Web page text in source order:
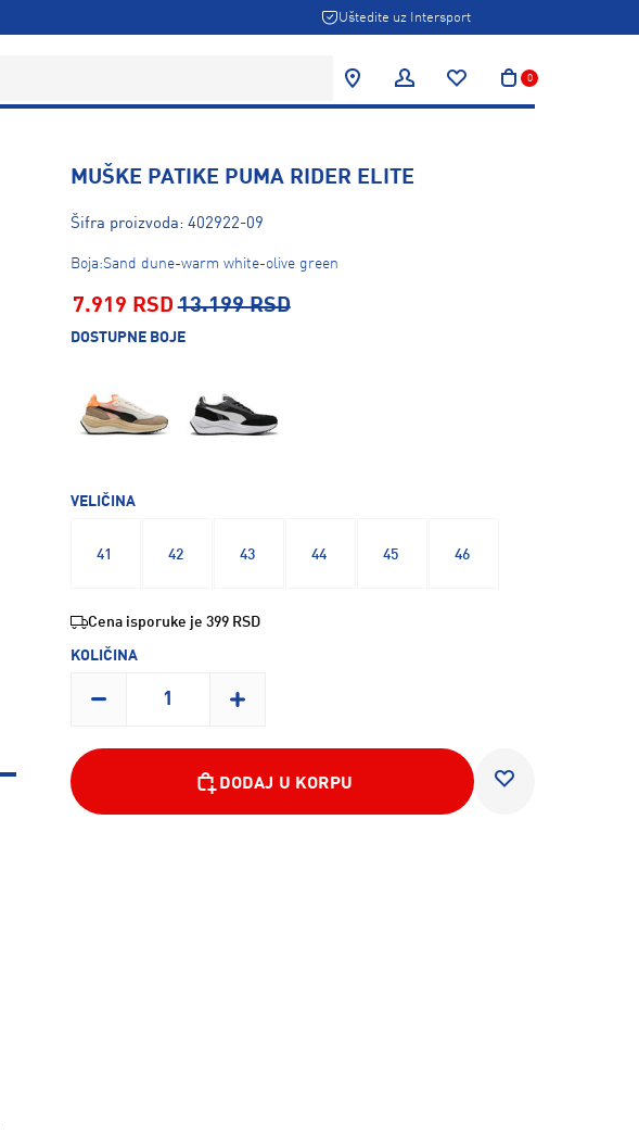
Uštedite uz Intersport
0
MUŠKE PATIKE PUMA RIDER ELITE
Šifra proizvoda: 402922-09
Boja:Sand dune-warm white-olive green
7.919 RSD 13.199 RSD
DOSTUPNE BOJE
VELIČINA
41 42 43 44 45 46
Cena isporuke je 399 RSD
KOLIČINA
DODAJ U KORPU